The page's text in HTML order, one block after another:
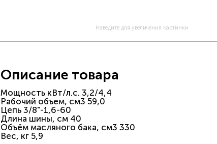
Наведите для увеличения картинки
Описание товара
Мощность кВт/л.с. 3,2/4,4
Рабочий объем, см3 59,0
Цепь 3/8"-1,6-60
Длина шины, см 40
Объём масляного бака, см3 330
Вес, кг 5,9